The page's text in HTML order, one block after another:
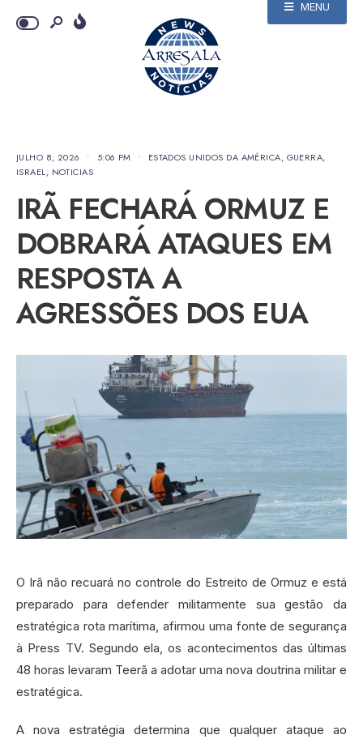
MENU
JULHO 8, 2026 • 5:06 PM • ESTADOS UNIDOS DA AMÉRICA, GUERRA,
ISRAEL, NOTICIAS
IRÃ FECHARÁ ORMUZ E
DOBRARÁ ATAQUES EM
RESPOSTA A
AGRESSÕES DOS EUA
O Irã não recuará no controle do Estreito de Ormuz e está
preparado para defender militarmente sua gestão da
estratégica rota marítima, afirmou uma fonte de segurança
à Press TV. Segundo ela, os acontecimentos das últimas
48 horas levaram Teerã a adotar uma nova doutrina militar e
estratégica.
A nova estratégia determina que qualquer ataque ao